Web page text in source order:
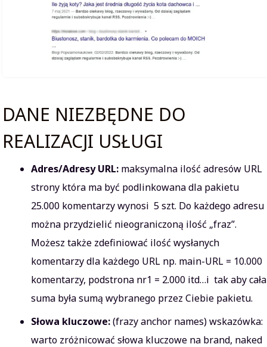
DANE NIEZBĘDNE DO
REALIZACJI USŁUGI
Adres/Adresy URL: maksymalna ilość adresów URL
strony która ma być podlinkowana dla pakietu
25.000 komentarzy wynosi 5 szt. Do każdego adresu
można przydzielić nieograniczoną ilość „fraz”.
Możesz także zdefiniować ilość wysłanych
komentarzy dla każdego URL np. main-URL = 10.000
komentarzy, podstrona nr1 = 2.000 itd…i tak aby cała
suma była sumą wybranego przez Ciebie pakietu.
Słowa kluczowe:(frazy anchor names) wskazówka:
warto zróżnicować słowa kluczowe na brand, naked